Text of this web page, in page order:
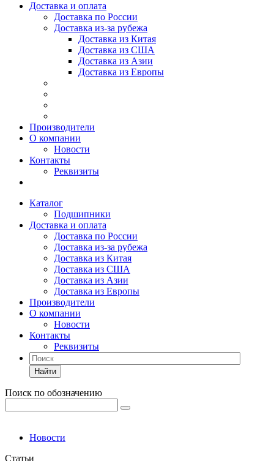
Доставка и оплата
Доставка по России
Доставка из-за рубежа
Доставка из Китая
Доставка из США
Доставка из Азии
Доставка из Европы
Производители
О компании
Новости
Контакты
Реквизиты
Каталог
Подшипники
Доставка и оплата
Доставка по России
Доставка из-за рубежа
Доставка из Китая
Доставка из США
Доставка из Азии
Доставка из Европы
Производители
О компании
Новости
Контакты
Реквизиты
Найти
Поиск по обозначению
Новости
Статьи